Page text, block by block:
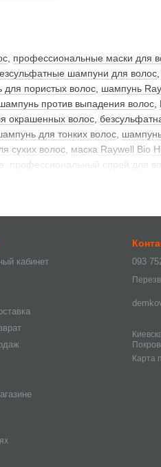
профессиональные маски для
шампуни для волос
для пористых волос шампунь
против выпадения волос
окрашенных волос
для тонких волос
сухих волос маска Raywell Bio
профессиональный спрей для
кабинет
093
Карта